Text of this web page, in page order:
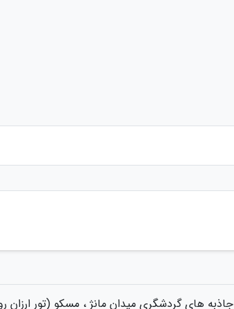
جاذبه های گردشگری میدان مانژ ، مسکو (تور ارزان